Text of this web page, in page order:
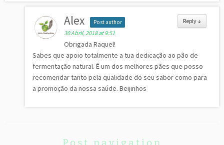
Reply↓
Alex Post author
30 Abril, 2018 at 9:51
Obrigada Raquel!
Sabes que apoio totalmente a tua dedicação ao pão de
fermentação natural. É um dos melhores pães que posso
recomendar tanto pela qualidade do seu sabor como para
a promoção da nossa saúde. Beijinhos
Post navigation